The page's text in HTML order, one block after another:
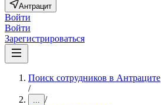
Антрацит
Войти
Войти
Зарегистрироваться
Поиск сотрудников в Антраците
/
... /